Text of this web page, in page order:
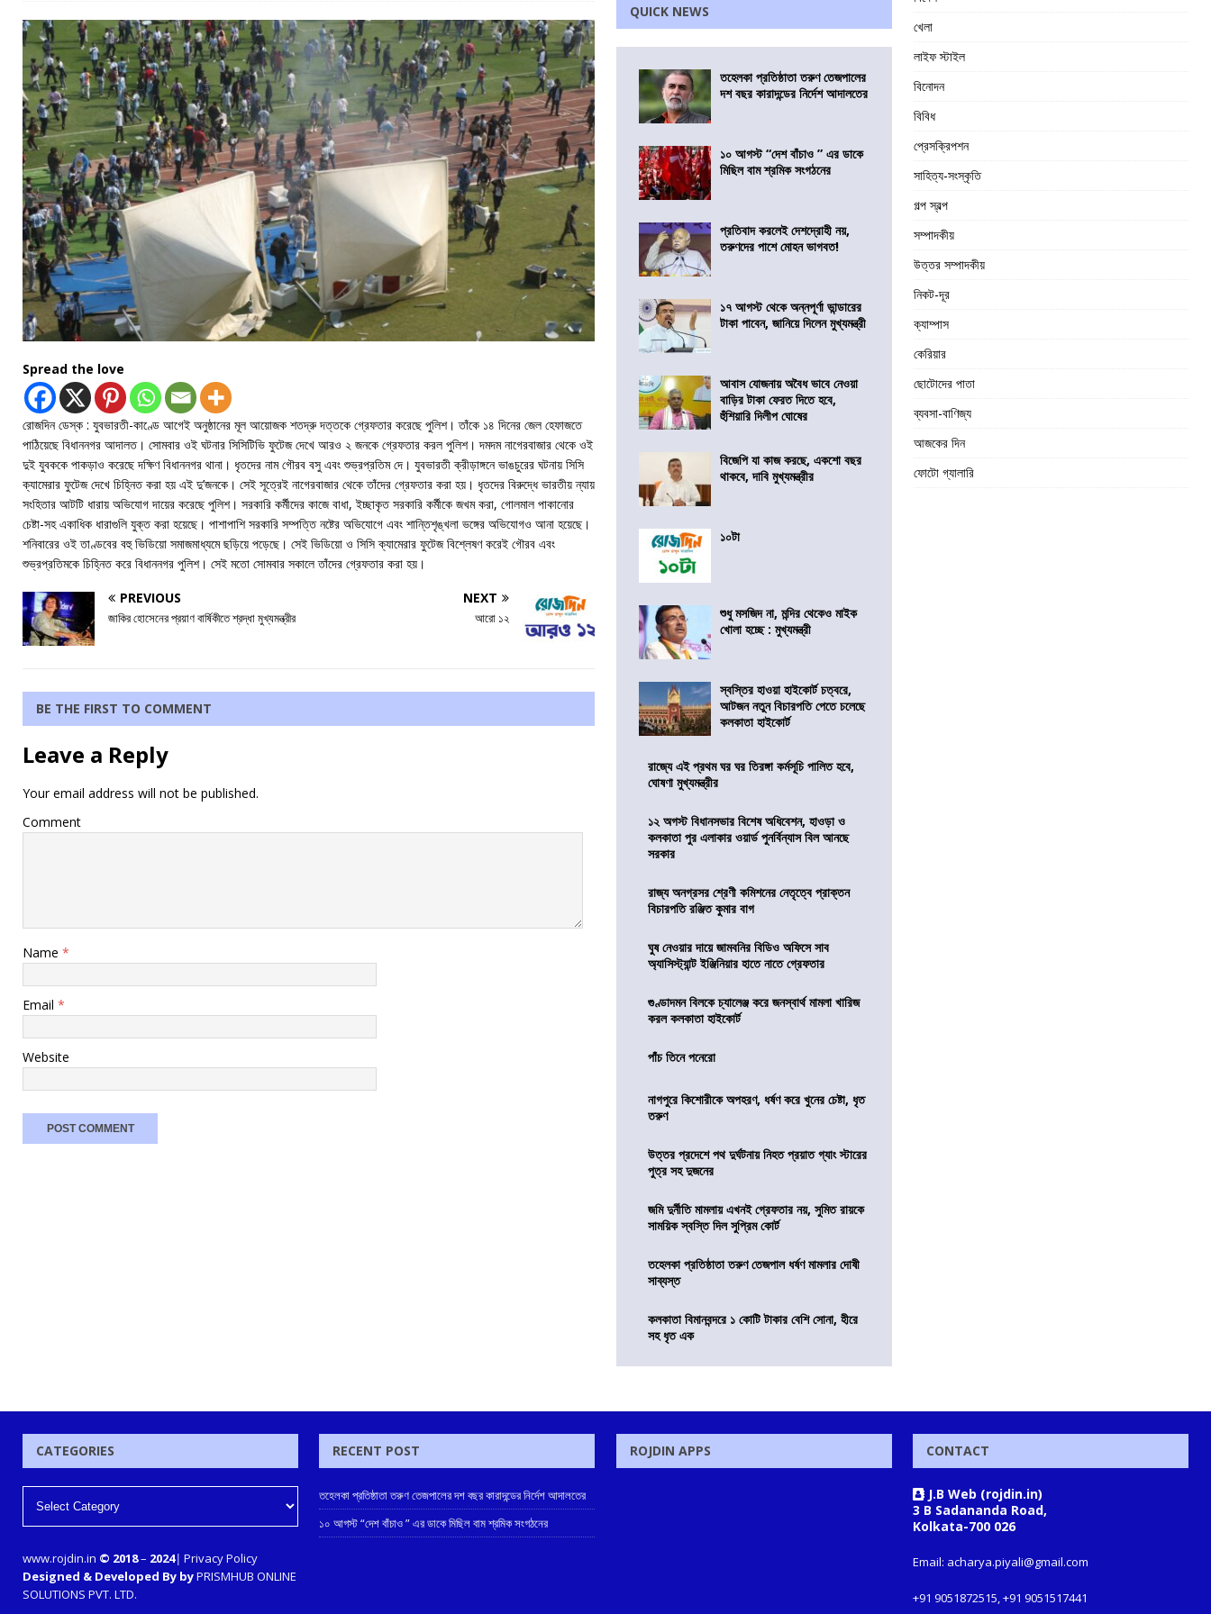
Spread the love
রোজদিন ডেস্ক : যুবভারতী-কাণ্ডে আগেই অনুষ্ঠানের মূল আয়োজক শতদ্রু দত্তকে গ্রেফতার করেছে পুলিশ। তাঁকে ১৪ দিনের জেল হেফাজতে
পাঠিয়েছে বিধাননগর আদালত। সোমবার ওই ঘটনার সিসিটিভি ফুটেজ দেখে আরও ২ জনকে গ্রেফতার করল পুলিশ। দমদম নাগেরবাজার থেকে ওই
দুই যুবককে পাকড়াও করেছে দক্ষিণ বিধাননগর থানা। ধৃতদের নাম গৌরব বসু এবং শুভ্রপ্রতিম দে। যুবভারতী ক্রীড়াঙ্গনে ভাঙচুরের ঘটনায় সিসি
ক্যামেরার ফুটেজ দেখে চিহ্নিত করা হয় এই দু’জনকে। সেই সূত্রেই নাগেরবাজার থেকে তাঁদের গ্রেফতার করা হয়। ধৃতদের বিরুদ্ধে ভারতীয় ন্যায়
সংহিতার আটটি ধারায় অভিযোগ দায়ের করেছে পুলিশ। সরকারি কর্মীদের কাজে বাধা, ইচ্ছাকৃত সরকারি কর্মীকে জখম করা, গোলমাল পাকানোর
চেষ্টা-সহ একাধিক ধারাগুলি যুক্ত করা হয়েছে। পাশাপাশি সরকারি সম্পত্তি নষ্টের অভিযোগে এবং শান্তিশৃঙ্খলা ভঙ্গের অভিযোগও আনা হয়েছে।
শনিবারের ওই তাণ্ডবের বহু ভিডিয়ো সমাজমাধ্যমে ছড়িয়ে পড়েছে। সেই ভিডিয়ো ও সিসি ক্যামেরার ফুটেজ বিশ্লেষণ করেই গৌরব এবং
শুভ্রপ্রতিমকে চিহ্নিত করে বিধাননগর পুলিশ। সেই মতো সোমবার সকালে তাঁদের গ্রেফতার করা হয়।
PREVIOUS
জাকির হোসেনের প্রয়াণ বার্ষিকীতে শ্রদ্ধা মুখ্যমন্ত্রীর
NEXT
আরো ১২
BE THE FIRST TO COMMENT
Leave a Reply
Your email address will not be published.
Comment
Name *
Email *
Website
QUICK NEWS
তহেলকা প্রতিষ্ঠাতা তরুণ তেজপালের
দশ বছর কারাদন্ডের নির্দেশ আদালতের
১০ আগস্ট “দেশ বাঁচাও ” এর ডাকে
মিছিল বাম শ্রমিক সংগঠনের
প্রতিবাদ করলেই দেশদ্রোহী নয়,
তরুণদের পাশে মোহন ভাগবত!
১৭ আগস্ট থেকে অন্নপূর্ণা ভান্ডারের
টাকা পাবেন, জানিয়ে দিলেন মুখ্যমন্ত্রী
আবাস যোজনায় অবৈধ ভাবে নেওয়া
বাড়ির টাকা ফেরত দিতে হবে,
হুঁশিয়ারি দিলীপ ঘোষের
বিজেপি যা কাজ করছে, একশো বছর
থাকবে, দাবি মুখ্যমন্ত্রীর
১০টা
শুধু মসজিদ না, মন্দির থেকেও মাইক
খোলা হচ্ছে : মুখ্যমন্ত্রী
স্বস্তির হাওয়া হাইকোর্ট চত্বরে,
আটজন নতুন বিচারপতি পেতে চলেছে
কলকাতা হাইকোর্ট
রাজ্যে এই প্রথম ঘর ঘর তিরঙ্গা কর্মসূচি পালিত হবে,
ঘোষণা মুখ্যমন্ত্রীর
১২ অগস্ট বিধানসভার বিশেষ অধিবেশন, হাওড়া ও
কলকাতা পুর এলাকার ওয়ার্ড পুনর্বিন্যাস বিল আনছে
সরকার
রাজ্য অনগ্রসর শ্রেণী কমিশনের নেতৃত্বে প্রাক্তন
বিচারপতি রঞ্জিত কুমার বাগ
ঘুষ নেওয়ার দায়ে জামবনির বিডিও অফিসে সাব
অ্যাসিস্ট্যান্ট ইঞ্জিনিয়ার হাতে নাতে গ্রেফতার
গুণ্ডাদমন বিলকে চ্যালেঞ্জ করে জনস্বার্থ মামলা খারিজ
করল কলকাতা হাইকোর্ট
পাঁচ তিনে পনেরো
নাগপুরে কিশোরীকে অপহরণ, ধর্ষণ করে খুনের চেষ্টা, ধৃত
তরুণ
উত্তর প্রদেশে পথ দুর্ঘটনায় নিহত প্রয়াত গ্যাং স্টারের
পুত্র সহ দুজনের
জমি দুর্নীতি মামলায় এখনই গ্রেফতার নয়, সুমিত রায়কে
সাময়িক স্বস্তি দিল সুপ্রিম কোর্ট
তহেলকা প্রতিষ্ঠাতা তরুণ তেজপাল ধর্ষণ মামলার দোষী
সাব্যস্ত
কলকাতা বিমানবন্দরে ১ কোটি টাকার বেশি সোনা, হীরে
সহ ধৃত এক
খেলা
লাইফ স্টাইল
বিনোদন
বিবিধ
প্রেসক্রিপশন
সাহিত্য-সংস্কৃতি
গল্প স্বল্প
সম্পাদকীয়
উত্তর সম্পাদকীয়
নিকট-দূর
ক্যাম্পাস
কেরিয়ার
ছোটোদের পাতা
ব্যবসা-বাণিজ্য
আজকের দিন
ফোটো গ্যালারি
CATEGORIES
www.rojdin.in © 2018– 2024| Privacy Policy
Designed & Developed By byPRISMHUB ONLINE
SOLUTIONS PVT. LTD.
RECENT POST
তহেলকা প্রতিষ্ঠাতা তরুণ তেজপালের দশ বছর কারাদন্ডের নির্দেশ আদালতের
১০ আগস্ট “দেশ বাঁচাও ” এর ডাকে মিছিল বাম শ্রমিক সংগঠনের
ROJDIN APPS CONTACT
J.B Web (rojdin.in)
3 B Sadananda Road,
Kolkata-700 026
Email: acharya.piyali@gmail.com
+91 9051872515, +91 9051517441